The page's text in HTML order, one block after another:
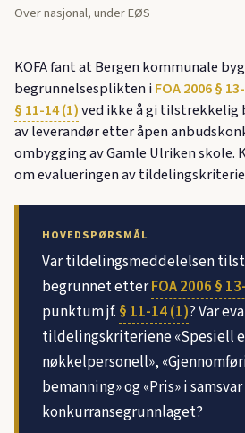
Over nasjonal, under EØS
KOFA fant at Bergen kommunale
begrunnelsesplikten iFOA 2006 §
§ 11-14 (1)ved ikke å gi tilstrekkelig
av leverandør etter åpen
ombygging av Gamle Ulriken skole.
om evalueringen av
HOVEDSPØRSMÅL
Var tildelingsmeddelelsen
begrunnet etterFOA 2006 §
punktum jf. § 11-14 (1)? Var
tildelingskriteriene «Spesiell
nøkkelpersonell»,
bemanning» og «Pris» i
konkurransegrunnlaget?